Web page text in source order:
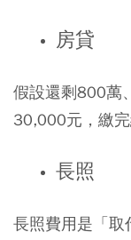
房貸
假設還剩800萬
30,000元，繳
長照
長照費用是「